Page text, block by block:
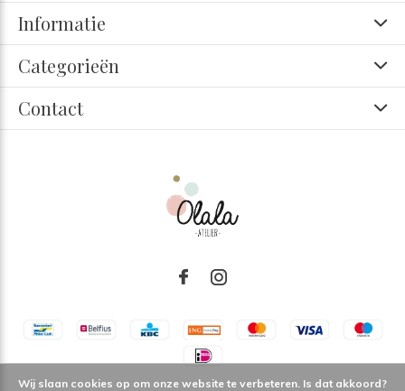
Informatie
Categorieën
Contact
Wij slaan cookies op om onze website te verbeteren. Is dat akkoord?